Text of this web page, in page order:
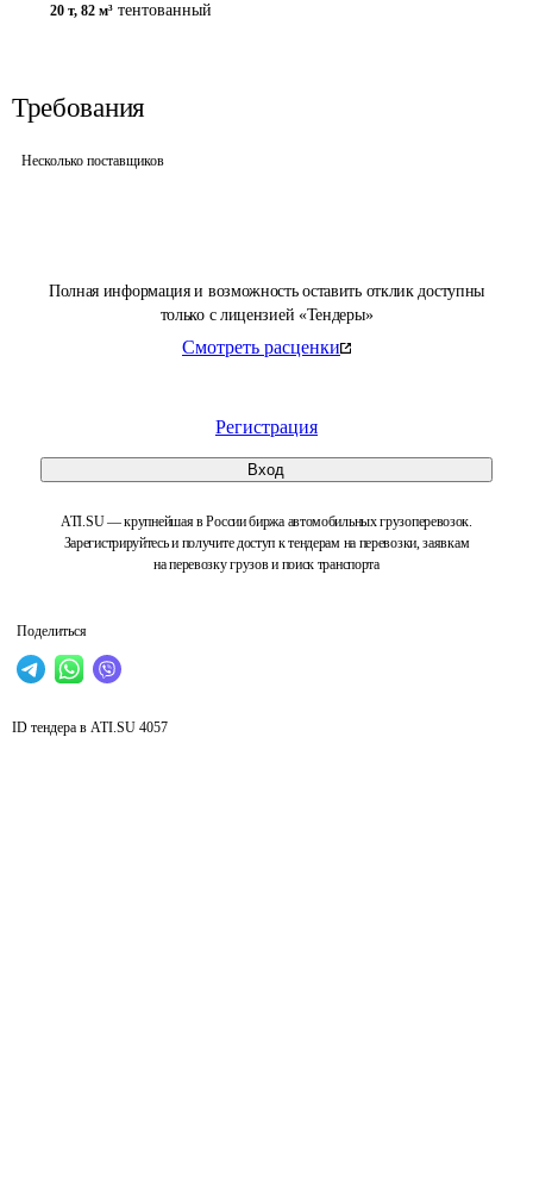
Полная информация и возможность оставить отклик доступны
только с лицензией «Тендеры»
Смотреть расценки
Регистрация
Вход
ATI.SU — крупнейшая в России биржа автомобильных грузоперевозок.
Зарегистрируйтесь и получите доступ к тендерам на перевозки, заявкам
на перевозку грузов и поиск транспорта
Поделиться
20 т, 82 м³ тентованный
Требования
Несколько поставщиков
ID тендера в ATI.SU 4057